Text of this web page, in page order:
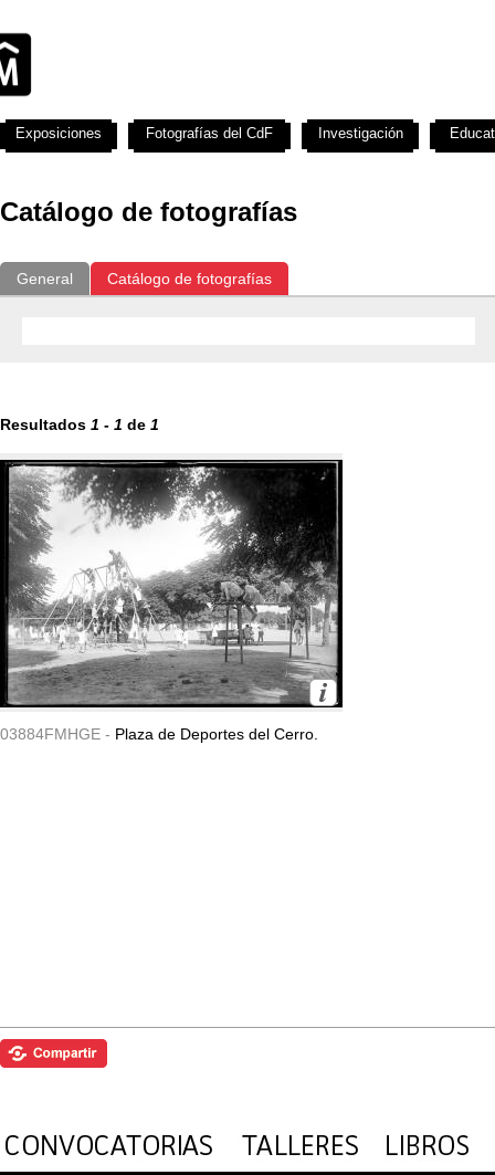
Catálogo de fotografías
General Catálogo de fotografías
Resultados 1 - 1 de 1
03884FMHGE - Plaza de Deportes del Cerro.
Exposiciones Fotografías del CdF Investigación